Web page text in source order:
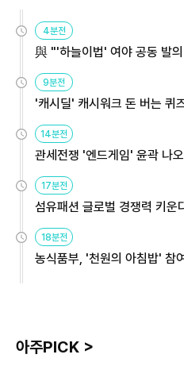
4분전
與 "'하늘이법' 여야 공동 발
9분전
'캐시딜' 캐시워크 돈 버는 퀴
14분전
관세전쟁 '엔드게임' 윤곽 나
용해야
17분전
섬유패션 글로벌 경쟁력 키
원
18분전
농식품부, '천원의 아침밥' 참
아주PICK >